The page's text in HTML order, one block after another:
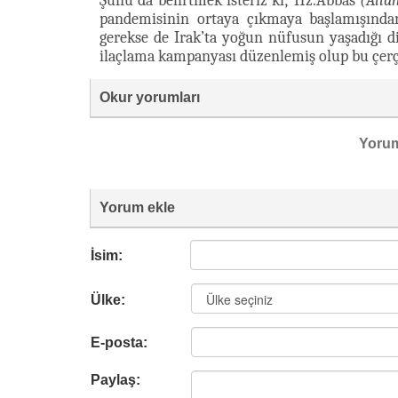
pandemisinin ortaya çıkmaya
gerekse de Irak’ta yoğun nüfusun
ilaçlama kampanyası düzenlemiş olup bu
Okur yorumları
Yorum ekle
İsim:
Ülke:
E-posta:
Paylaş: